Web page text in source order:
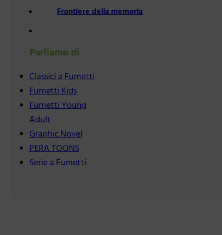
Frontiere della memoria
Parliamo di
Classici a Fumetti
Fumetti Kids
Fumetti Young
Adult
Graphic Novel
PERA TOONS
Serie a Fumetti